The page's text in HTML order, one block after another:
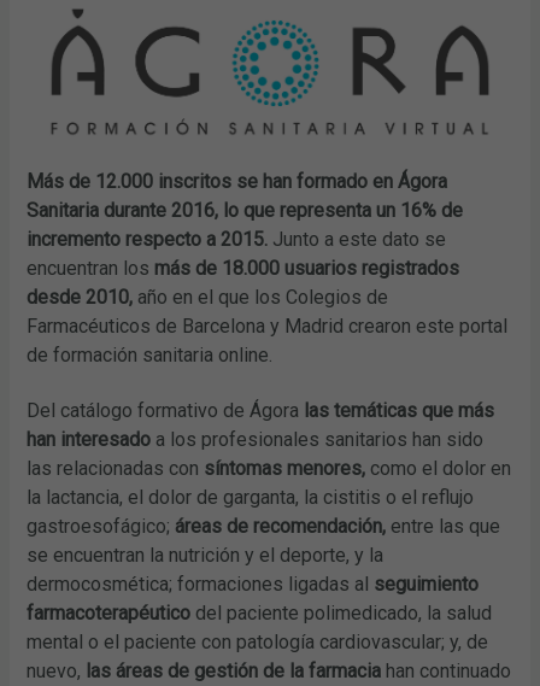
Más de 12.000 inscritos se han formado en Ágora
Sanitaria durante 2016, lo que representa un 16% de
incremento respecto a 2015. Junto a este dato se
encuentran los más de 18.000 usuarios registrados
desde 2010, año en el que los Colegios de
Farmacéuticos de Barcelona y Madrid crearon este portal
de formación sanitaria online.
Del catálogo formativo de Ágora las temáticas que más
han interesado a los profesionales sanitarios han sido
las relacionadas con síntomas menores, como el dolor en
la lactancia, el dolor de garganta, la cistitis o el reflujo
gastroesofágico; áreas de recomendación, entre las que
se encuentran la nutrición y el deporte, y la
dermocosmética; formaciones ligadas al seguimiento
farmacoterapéutico del paciente polimedicado, la salud
mental o el paciente con patología cardiovascular; y, de
nuevo, las áreas de gestión de la farmacia han continuado